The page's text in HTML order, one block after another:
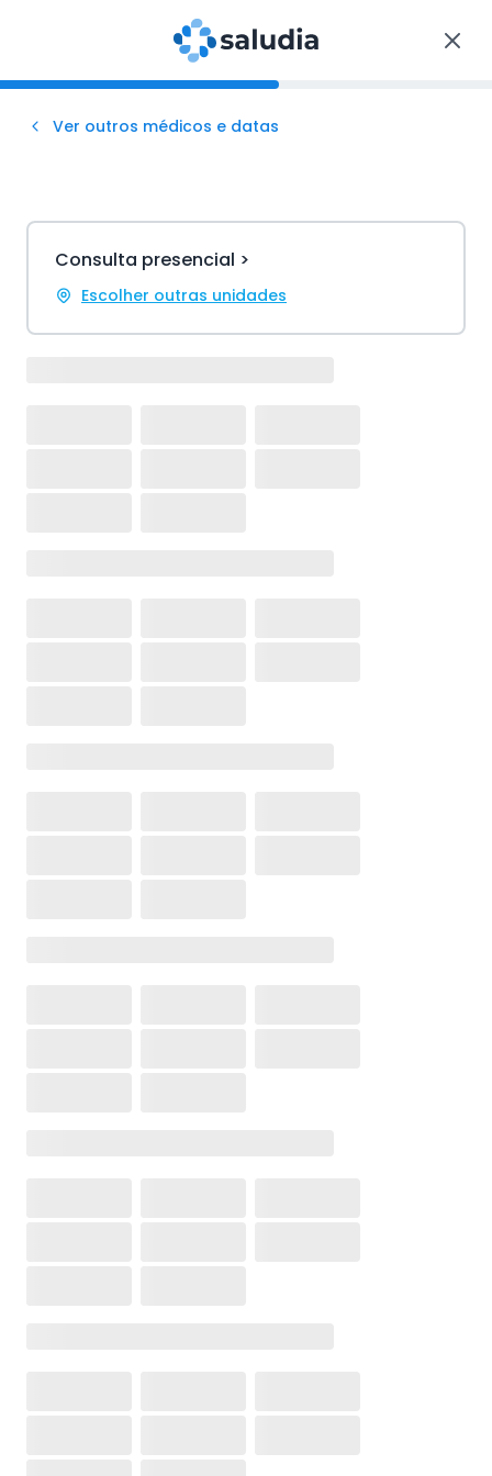
Ver outros médicos e datas
Consulta presencial >
Escolher outras unidades